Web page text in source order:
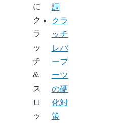
に
ク
ラ
ッ
チ
&
ス
ロ
ッ
調
クラ
ッチ
レバ
ーブ
ーツ
の硬
化対
策